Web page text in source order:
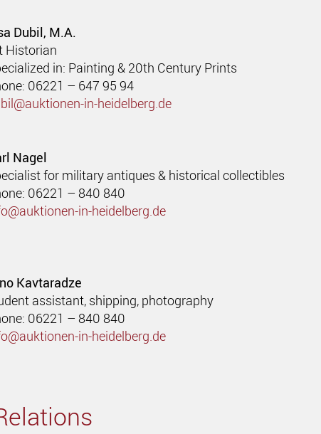
Dubil, M.A.
Historian
in: Painting & 20th Century Prints
06221 – 647 95 94
in-heidelberg.de
Nagel
for military antiques & historical collectibles
06221 – 840 840
in-heidelberg.de
Kavtaradze
assistant, shipping, photography
06221 – 840 840
in-heidelberg.de